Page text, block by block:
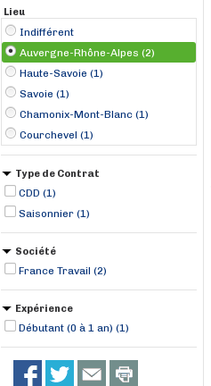
Lieu
Indifférent
Auvergne-Rhône-Alpes (2)
Haute-Savoie (1)
Savoie (1)
Chamonix-Mont-Blanc (1)
Courchevel (1)
Type de Contrat
CDD (1)
Saisonnier (1)
Société
France Travail (2)
Expérience
Débutant (0 à 1 an) (1)